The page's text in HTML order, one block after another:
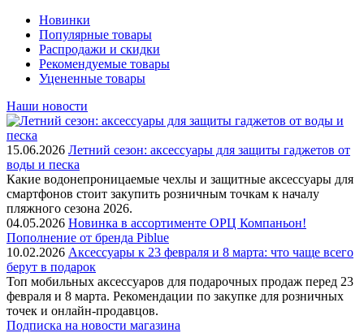
Новинки
Популярные товары
Распродажи и скидки
Рекомендуемые товары
Уцененные товары
Наши новости
15.06.2026 Летний сезон: аксессуары для защиты гаджетов от
воды и песка
Какие водонепроницаемые чехлы и защитные аксессуары для
смартфонов стоит закупить розничным точкам к началу
пляжного сезона 2026.
04.05.2026 Новинка в ассортименте OРЦ Компаньон!
Пополнение от бренда Piblue
10.02.2026 Аксессуары к 23 февраля и 8 марта: что чаще всего
берут в подарок
Топ мобильных аксессуаров для подарочных продаж перед 23
февраля и 8 марта. Рекомендации по закупке для розничных
точек и онлайн-продавцов.
Подписка на новости магазина